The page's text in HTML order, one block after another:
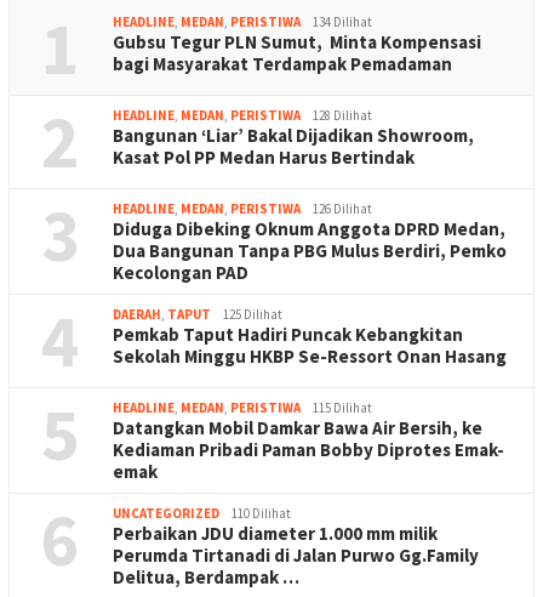
1 HEADLINE, MEDAN, PERISTIWA 134 Dilihat
Gubsu Tegur PLN Sumut, Minta Kompensasi
bagi Masyarakat Terdampak Pemadaman
2 HEADLINE, MEDAN, PERISTIWA 128 Dilihat
Bangunan ‘Liar’ Bakal Dijadikan Showroom,
Kasat Pol PP Medan Harus Bertindak
3 HEADLINE, MEDAN, PERISTIWA 126 Dilihat
Diduga Dibeking Oknum Anggota DPRD Medan,
Dua Bangunan Tanpa PBG Mulus Berdiri, Pemko
Kecolongan PAD
4 DAERAH, TAPUT 125 Dilihat
Pemkab Taput Hadiri Puncak Kebangkitan
Sekolah Minggu HKBP Se-Ressort Onan Hasang
5 HEADLINE, MEDAN, PERISTIWA 115 Dilihat
Datangkan Mobil Damkar Bawa Air Bersih, ke
Kediaman Pribadi Paman Bobby Diprotes Emak-
emak
6 UNCATEGORIZED 110 Dilihat
Perbaikan JDU diameter 1.000 mm milik
Perumda Tirtanadi di Jalan Purwo Gg.Family
Delitua, Berdampak …